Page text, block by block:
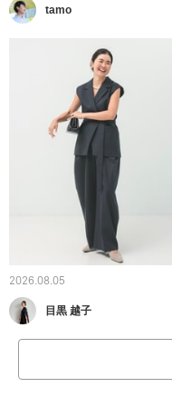
tamo
2026.08.05
目黒 越子